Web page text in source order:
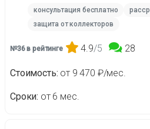
консультация бесплатно
защита от коллекторов
№36 в рейтинге 4.9/5 28
Стоимость от 9 470 ₽/мес.
Сроки от 6 мес.